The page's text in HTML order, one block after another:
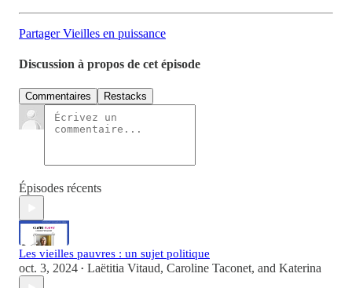
Partager Vieilles en puissance
Discussion à propos de cet épisode
Commentaires Restacks
Épisodes récents
Les vieilles pauvres : un sujet politique
oct. 3, 2024 • Laëtitia Vitaud, Caroline Taconet, and Katerina